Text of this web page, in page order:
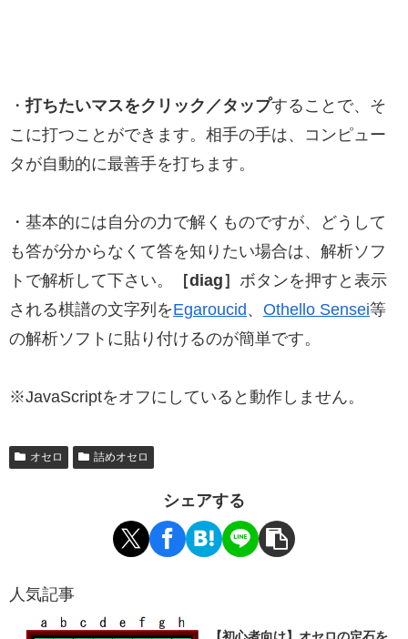
・打ちたいマスをクリック／タップすることで、そ
こに打つことができます。相手の手は、コンピュー
タが自動的に最善手を打ちます。
・基本的には自分の力で解くものですが、どうして
も答が分からなくて答を知りたい場合は、解析ソフ
トで解析して下さい。
［diag］ ボタンを押すと表示
される棋譜の文字列をEgaroucid、 Othello Sensei等
の解析ソフトに貼り付けるのが簡単です。
※JavaScriptをオフにしていると動作しません。
オセロ 詰めオセロ
シェアする
人気記事
【初心者向け】オセロの定石を